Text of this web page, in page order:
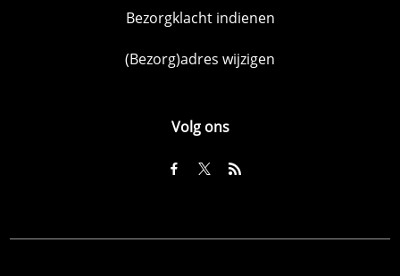
Bezorgklacht indienen
(Bezorg)adres wijzigen
Volg ons